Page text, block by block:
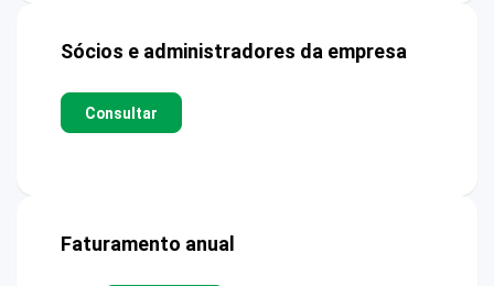
Sócios e administradores da empresa
Consultar
Faturamento anual